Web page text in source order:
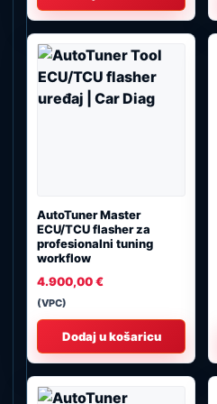
AutoTuner Master
ECU/TCU flasher za
profesionalni tuning
workflow
4.900,00€
(VPC)
Dodaj u košaricu